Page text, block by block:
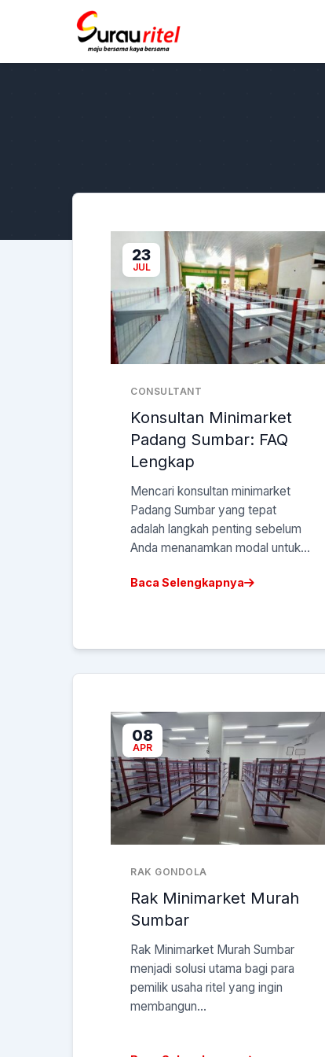
23
JUL
CONSULTANT
Konsultan Minimarket
Padang Sumbar: FAQ
Lengkap
Mencari konsultan minimarket
Padang Sumbar yang tepat
adalah langkah penting sebelum
Anda menanamkan modal untuk...
Baca Selengkapnya
08
APR
RAK GONDOLA
Rak Minimarket Murah
Sumbar
Rak Minimarket Murah Sumbar
menjadi solusi utama bagi para
pemilik usaha ritel yang ingin
membangun...